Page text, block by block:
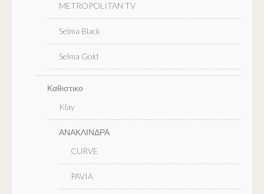
METROPOLITAN TV
Selma Black
Selma Gold
Καθιστικο
Klay
ΑΝΑΚΛΙΝΔΡΑ
CURVE
PAVIA